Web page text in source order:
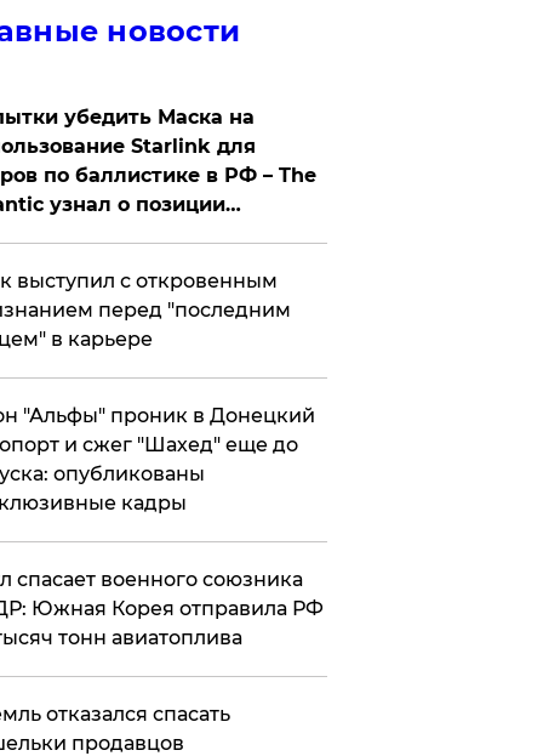
новости
убедить Маска на
Starlink для
по баллистике в РФ – The
узнал о позиции
выступил с откровенным
перед "последним
в карьере
"Альфы" проник в Донецкий
и сжег "Шахед" еще до
опубликованы
кадры
спасает военного союзника
Южная Корея отправила РФ
тонн авиатоплива
отказался спасать
продавцов